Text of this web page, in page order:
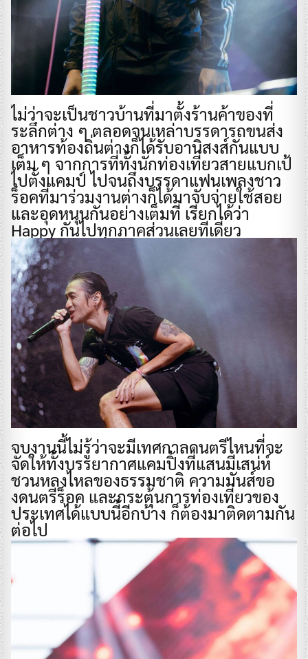
ไม่ว่าจะเป็นชาวบ้านที่มาตั้งร้านค้าของที่
ระลึกต่าง ๆ ตลอดจนเหล่าบรรดารถขนส่ง
อาหารท้องถิ่นต่างก็ได้รับอานิสงส์กันแบบ
เต็ม ๆ จากการที่ทั้งนักท่องเที่ยวสายแบกเป้
ไปตั้งแคมป์ ไปจนถึงบรรดาแฟนเพลงชาว
ร็อคที่มาร่วมงานต่างก็ได้มาจับจ่ายใช้สอย
และอุดหนุนกันอย่างเต็มที่ เรียกได้ว่า
Happy กันไปทุกภาคส่วนเลยทีเดียว
จบงานนี้ไม่รู้ว่าจะมีเทศกาลดนตรีไหนที่จะ
จัดให้ทั้งบรรยากาศแคมปิ้งที่แสนมีเสน่ห์
ชวนหลงไหลของธรรมชาติ ความมันส์ขอ
งดนตรีร็อค และกระตุ้นการท่องเที่ยวของ
ประเทศได้แบบนี้อีกบ้าง ก็ต้องมาติดตามกัน
ต่อไป